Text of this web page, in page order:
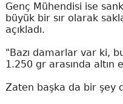
Genç Mühendisi ise
büyük bir sır olarak
açıkladı.
"Bazı damarlar var ki,
1.250 gr arasında
Zaten başka da bir şey